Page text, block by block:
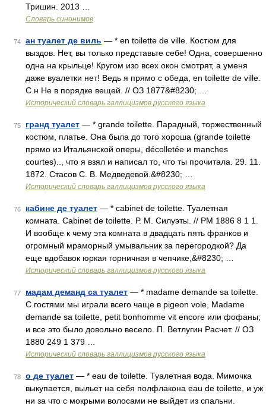
Тришин. 2013 …
Словарь синонимов
74 ан туалет де виль — * en toilette de ville. Костюм для
выздов. Нет, вы только представьте себе! Одна, совершенно
одна на крыльце! Кругом изо всех окон смотрят, а уменя
даже вуалетки нет! Ведь я прямо с обеда, en toilette de ville.
С н Не в порядке вещей. // ОЗ 1877&#8230; …
Исторический словарь галлицизмов русского языка
75 гранд туалет — * grande toilette. Парадный, торжественный
костюм, платье. Она была до того хороша (grande toilette
прямо из Итальянской оперы, décolletée и manches
courtes).., что я взял и написал то, что ты прочитала. 29. 11.
1872. Стасов С. В. Медведевой.&#8230; …
Исторический словарь галлицизмов русского языка
76 кабине де туалет — * cabinet de toilette. Туалетная
комната. Cabinet de toilette. Р. М. Силуэты. // РМ 1886 8 1 1.
И вообще к чему эта комната в двадцать пять франков и
огромный мраморный умывальник за перегородкой? Да
еще вдобавок юркая горничная в чепчике,&#8230; …
Исторический словарь галлицизмов русского языка
77 мадам деманд са туалет — * madame demande sa toilette.
С гостями мы играли всего чаще в pigeon vole, Madame
demande sa toilette, petit bonhomme vit encore или фофаны;
и все это было довольно весело. П. Ветлугин Расчет. // ОЗ
1880 249 1 379 …
Исторический словарь галлицизмов русского языка
78 о де туалет — * eau de toilette. Туалетная вода. Мимочка
выкупается, выльет на себя полфлакона eau de toilette, и уж
ни за что с мокрыми волосами не выйдет из спальни.